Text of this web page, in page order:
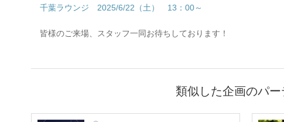
千葉ラウンジ 2025/6/22（土） 13：00～
皆様のご来場、スタッフ一同お待ちしております！
類似した企画のパー